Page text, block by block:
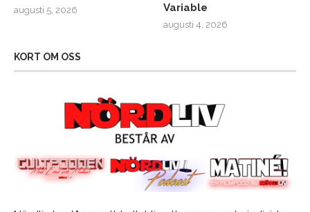
augusti 5, 2026
Variable
augusti 4, 2026
KORT OM OSS